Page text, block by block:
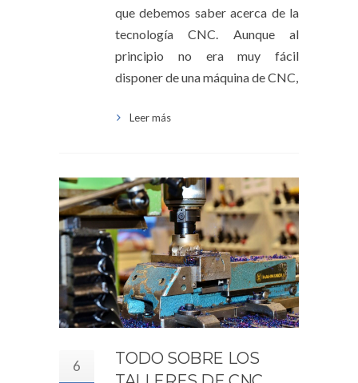
que debemos saber acerca de la
tecnología CNC. Aunque al
principio no era muy fácil
disponer de una máquina de CNC,
Leer más
6
TODO SOBRE LOS